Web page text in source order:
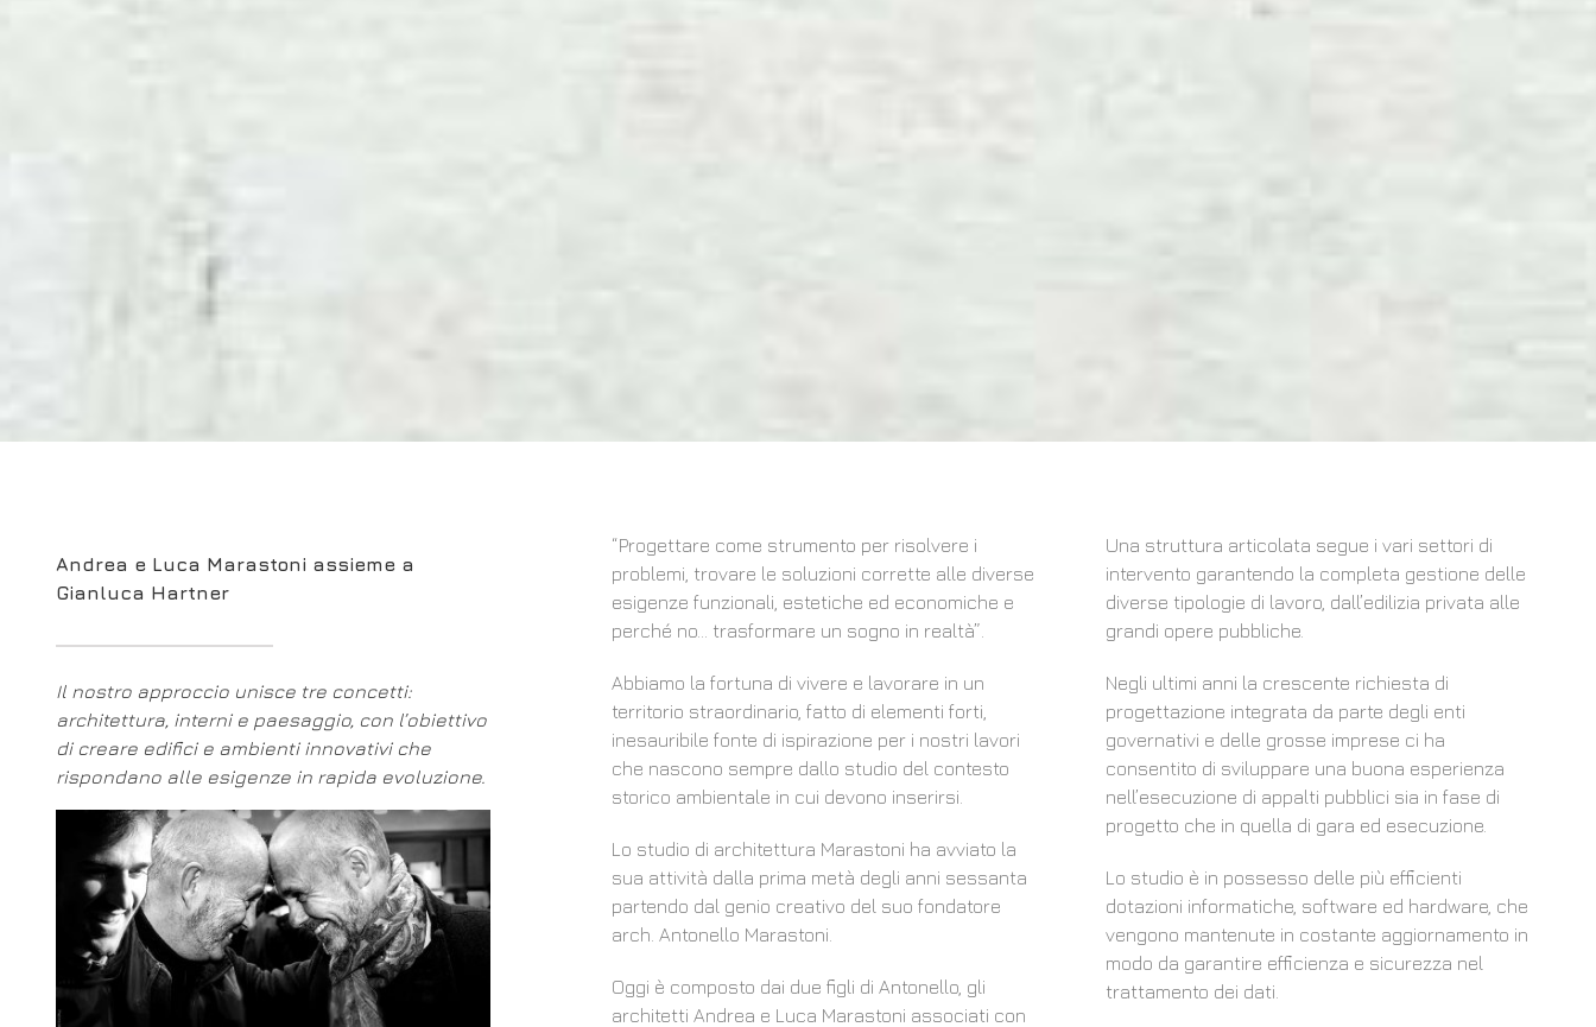
Andrea e Luca Marastoni assieme a
Gianluca Hartner
Il nostro approccio unisce tre concetti:
architettura, interni e paesaggio, con l’obiettivo
di creare edifici e ambienti innovativi che
rispondano alle esigenze in rapida evoluzione.
“Progettare come strumento per risolvere i
problemi, trovare le soluzioni corrette alle diverse
esigenze funzionali, estetiche ed economiche e
perché no… trasformare un sogno in realtà”.
Abbiamo la fortuna di vivere e lavorare in un
territorio straordinario, fatto di elementi forti,
inesauribile fonte di ispirazione per i nostri lavori
che nascono sempre dallo studio del contesto
storico ambientale in cui devono inserirsi.
Lo studio di architettura Marastoni ha avviato la
sua attività dalla prima metà degli anni sessanta
partendo dal genio creativo del suo fondatore
arch. Antonello Marastoni.
Oggi è composto dai due figli di Antonello, gli
architetti Andrea e Luca Marastoni associati con
Una struttura articolata segue i vari settori di
intervento garantendo la completa gestione delle
diverse tipologie di lavoro, dall’edilizia privata alle
grandi opere pubbliche.
Negli ultimi anni la crescente richiesta di
progettazione integrata da parte degli enti
governativi e delle grosse imprese ci ha
consentito di sviluppare una buona esperienza
nell’esecuzione di appalti pubblici sia in fase di
progetto che in quella di gara ed esecuzione.
Lo studio è in possesso delle più efficienti
dotazioni informatiche, software ed hardware, che
vengono mantenute in costante aggiornamento in
modo da garantire efficienza e sicurezza nel
trattamento dei dati.